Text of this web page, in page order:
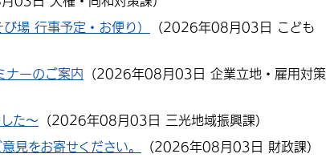
場 行事予定・お便り） （2026年08月03日
こども
ナーのご案内 （2026年08月03日 企業立地・雇用対策
た～ （2026年08月03日 三光地域振興課）
見をお寄せください。 （2026年08月03日 財政課）